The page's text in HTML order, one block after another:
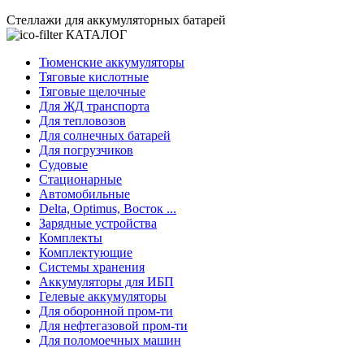
Стеллажи для аккумуляторных батарей
КАТАЛОГ
Тюменские аккумуляторы
Тяговые кислотные
Тяговые щелочные
Для ЖД транспорта
Для тепловозов
Для солнечных батарей
Для погрузчиков
Судовые
Стационарные
Автомобильные
Delta, Optimus, Восток ...
Зарядные устройства
Комплекты
Комплектующие
Системы хранения
Аккумуляторы для ИБП
Гелевые аккумуляторы
Для оборонной пром-ти
Для нефтегазовой пром-ти
Для поломоечных машин